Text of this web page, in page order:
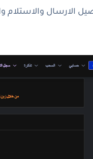
الارسال